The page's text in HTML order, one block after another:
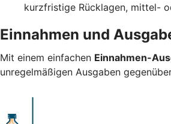
kurzfristige Rücklagen, mittel-
Einnahmen und
Mit einem einfachen Einnahmen-
unregelmäßigen Ausgaben